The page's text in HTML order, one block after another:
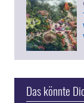
Das könnte